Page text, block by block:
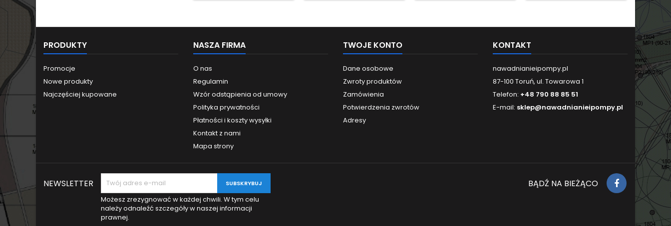
PRODUKTY
Promocje
Nowe produkty
Najczęściej kupowane
NASZA FIRMA
O nas
Regulamin
Wzór odstąpienia od umowy
Polityka prywatności
Płatności i koszty wysyłki
Kontakt z nami
Mapa strony
TWOJE KONTO
Dane osobowe
Zwroty produktów
Zamówienia
Potwierdzenia zwrotów
Adresy
KONTAKT
nawadnianieipompy.pl
87-100 Toruń, ul. Towarowa 1
Telefon: +48 790 88 85 51
E-mail: sklep@nawadnianieipompy.pl
NEWSLETTER
Możesz zrezygnować w każdej chwili. W tym celu
należy odnaleźć szczegóły w naszej informacji
prawnej.
BĄDŹ NA BIEŻĄCO